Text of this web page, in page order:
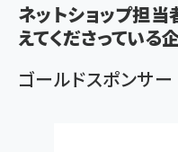
く
ず
ネットショップ担
えてくださっている
ゴールドスポンサー